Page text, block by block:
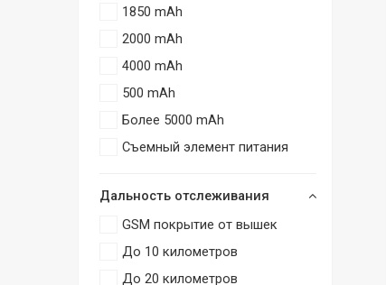
1850 mAh
2000 mAh
4000 mAh
500 mAh
Более 5000 mAh
Съемный элемент питания
Дальность отслеживания
GSM покрытие от вышек
До 10 километров
До 20 километров